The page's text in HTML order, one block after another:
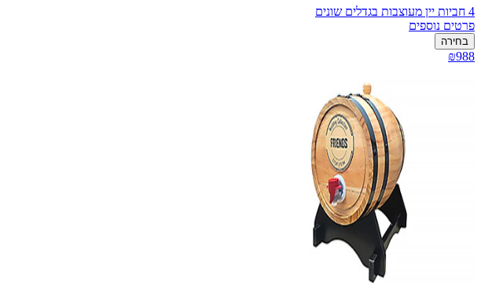
4 חביות יין מעוצבות בגדלים שונים
פרטים נוספים
בחירה
₪988